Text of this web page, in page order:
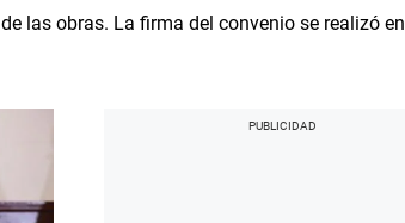
las obras. La firma del convenio se realizó en